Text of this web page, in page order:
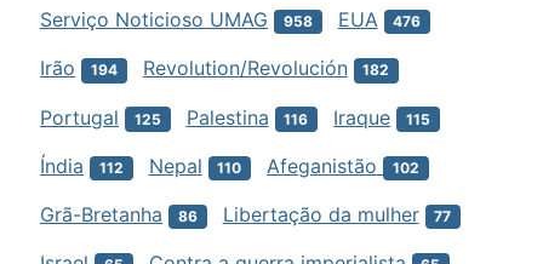
Serviço Noticioso UMAG
958 EUA 476
Irão 194 Revolution/Revolución 182
Portugal 125 Palestina 116 Iraque 115
Índia 112 Nepal 110 Afeganistão 102
Grã-Bretanha 86 Libertação da mulher 77